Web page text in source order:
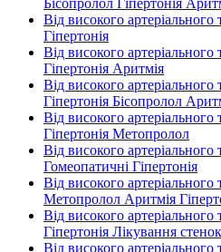
Від високого артеріального
Гіпертонія
Від високого артеріального
Гіпертонія Аритмія
Від високого артеріального
Гіпертонія Бісопролол
Від високого артеріального
Гіпертонія Метопролол
Від високого артеріального
Гомеопатичні Гіпертонія
Від високого артеріального
Метопролол Аритмія
Від високого
Гіпертонія Лікування
Від високого